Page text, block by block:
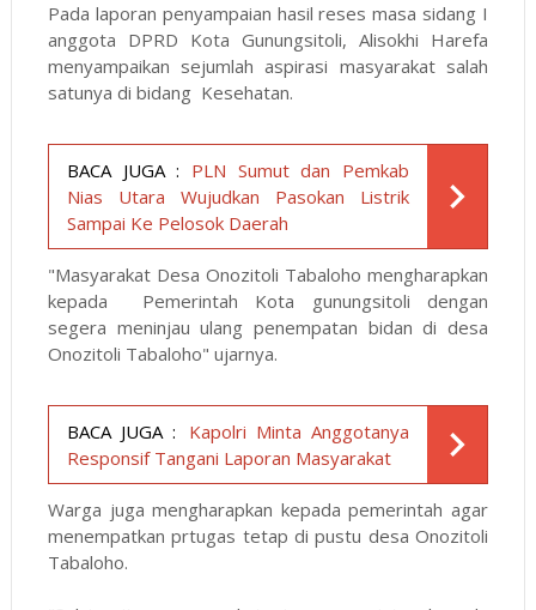
Pada laporan penyampaian hasil reses masa sidang I
anggota DPRD Kota Gunungsitoli, Alisokhi Harefa
menyampaikan sejumlah aspirasi masyarakat salah
satunya di bidang Kesehatan.
BACA JUGA : PLN Sumut dan Pemkab
Nias Utara Wujudkan Pasokan Listrik
Sampai Ke Pelosok Daerah
"Masyarakat Desa Onozitoli Tabaloho mengharapkan
kepada Pemerintah Kota gunungsitoli dengan
segera meninjau ulang penempatan bidan di desa
Onozitoli Tabaloho" ujarnya.
BACA JUGA :
Kapolri Minta Anggotanya
Responsif Tangani Laporan Masyarakat
Warga juga mengharapkan kepada pemerintah agar
menempatkan prtugas tetap di pustu desa Onozitoli
Tabaloho.